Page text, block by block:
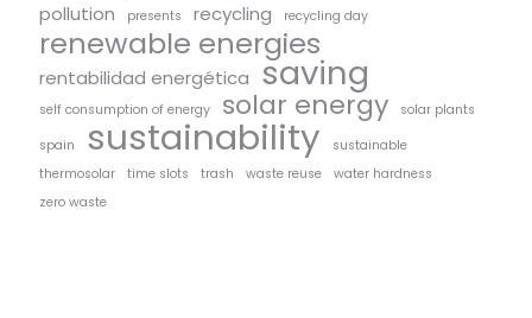
pollution
presents recycling recycling day
renewable energies
rentabilidad energética saving
self consumption of energy solar energy
solar plants
spain
sustainability
sustainable
thermosolar
time slots trash waste reuse
water hardness
zero waste